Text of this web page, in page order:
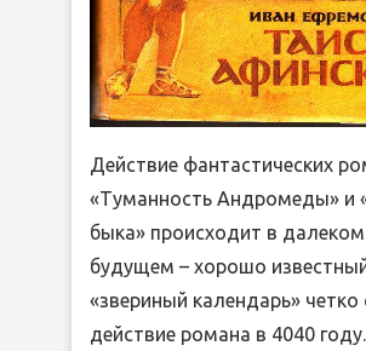
Действие фантастических
«Туманность Андромеды» и
быка» происходит в далеком
будущем – хорошо
«звериный календарь» четко
действие романа в 4040